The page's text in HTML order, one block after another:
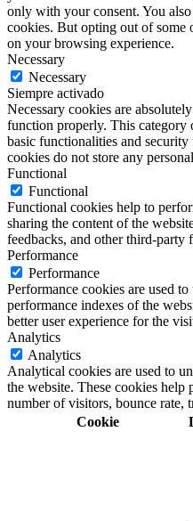
only with your consent. You
cookies. But opting out of some
on your browsing experience.
Necessary
Necessary
Siempre activado
Necessary cookies are
function properly. This category
basic functionalities and
cookies do not store any
Functional
Functional
Functional cookies help to
sharing the content of the
feedbacks, and other third-party
Performance
Performance
Performance cookies are used
performance indexes of the
better user experience for the
Analytics
Analytics
Analytical cookies are used to
the website. These cookies
number of visitors, bounce rate,
Cookie